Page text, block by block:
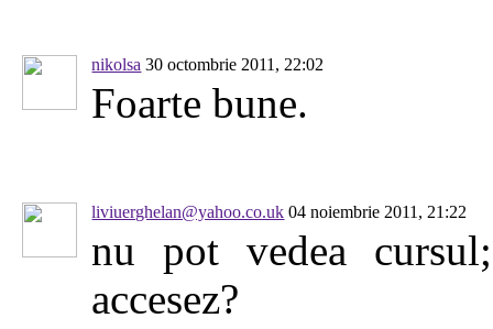
nikolsa 30 octombrie 2011, 22:02
Foarte bune.
liviuerghelan@yahoo.co.uk 04 noiembrie 2011, 21:22
nu pot vedea
accesez?